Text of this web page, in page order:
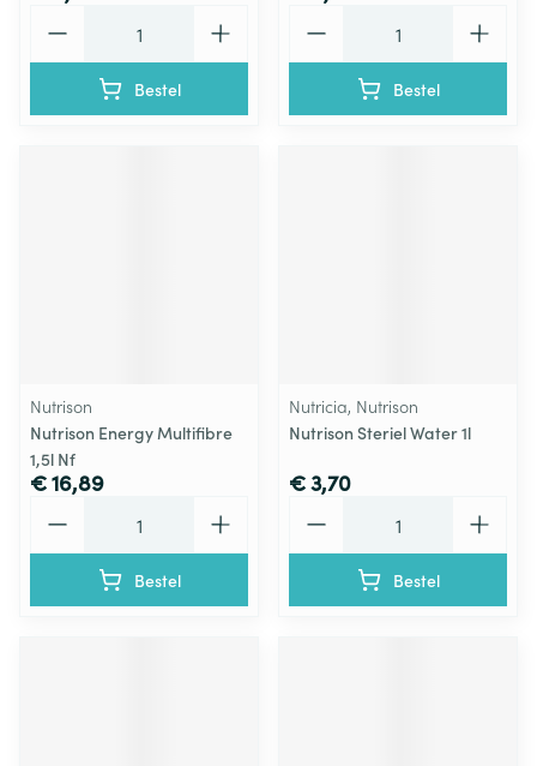
Bestel Bestel
Nutrison
Nutrison Energy Multifibre
1,5l Nf
€ 16,89
Bestel
Nutricia, Nutrison
Nutrison Steriel Water 1l
€ 3,70
Bestel